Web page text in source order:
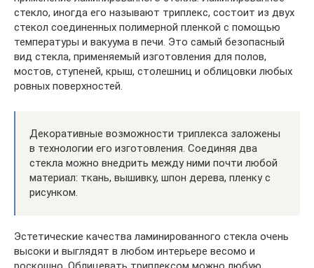
стекло, иногда его называют триплекс, состоит из двух
стекол соединенных полимерной пленкой с помощью
температуры и вакуума в печи. Это самый безопасный
вид стекла, применяемый изготовления для полов,
мостов, ступеней, крыш, столешниц и облицовки любых
ровных поверхностей.
Декоративные возможности триплекса заложены
в технологии его изготовления. Соединяя два
стекла можно внедрить между ними почти любой
материал: ткань, вышивку, шпон дерева, пленку с
рисунком.
Эстетические качества ламинированного стекла очень
высоки и выглядят в любом интерьере весомо и